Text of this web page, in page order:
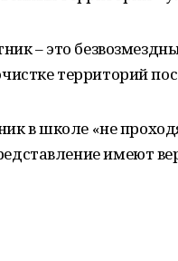
– это
территорий
в школе «не
имеют